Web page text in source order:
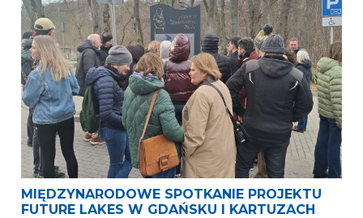
MIĘDZYNARODOWE SPOTKANIE PROJEKTU
FUTURE LAKES W GDAŃSKU I KARTUZACH